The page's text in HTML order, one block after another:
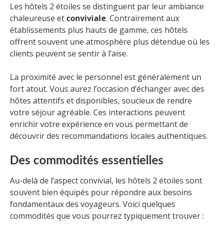
Les hôtels 2 étoiles se distinguent par leur ambiance
chaleureuse et conviviale. Contrairement aux
établissements plus hauts de gamme, ces hôtels
offrent souvent une atmosphère plus détendue où les
clients peuvent se sentir à l’aise.
La proximité avec le personnel est généralement un
fort atout. Vous aurez l’occasion d’échanger avec des
hôtes attentifs et disponibles, soucieux de rendre
votre séjour agréable. Ces interactions peuvent
enrichir votre expérience en vous permettant de
découvrir des recommandations locales authentiques.
Des commodités essentielles
Au-delà de l’aspect convivial, les hôtels 2 étoiles sont
souvent bien équipés pour répondre aux besoins
fondamentaux des voyageurs. Voici quelques
commodités que vous pourrez typiquement trouver :